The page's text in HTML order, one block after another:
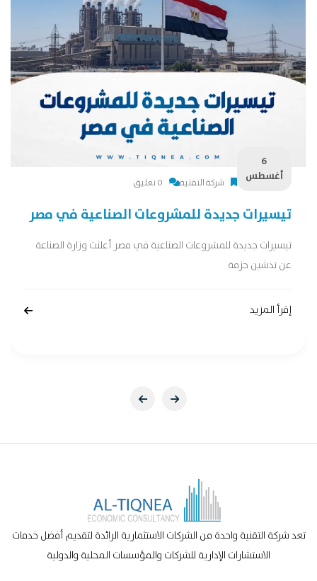
6
أغسطس
شركة التقنية 0 تعليق
تيسيرات جديدة للمشروعات الصناعية في مصر
تيسيرات جديدة للمشروعات الصناعية في مصر أعلنت وزارة الصناعة
عن تدشين حزمة
إقرأ المزيد
تعد شركة التقنية واحدة من الشركات الاستثمارية الرائدة لتقديم أفضل خدمات
الاستشارات الإدارية للشركات والمؤسسات المحلية والدولية